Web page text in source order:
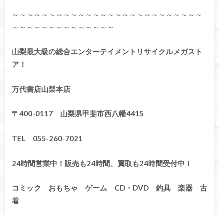
～～～～～～～～～～～～～～～～～～～～～～～～～～
～～～～～～～～～～～～～～
山梨最大級の総合エンターテイメントリサイクルメガスト
ア！
万代書店山梨本店
〒400-0117 山梨県甲斐市西八幡4415
TEL 055-260-7021
24時間営業中！販売も24時間、買取も24時間受付中！
コミック おもちゃ ゲーム CD・DVD 釣具 楽器 古
着